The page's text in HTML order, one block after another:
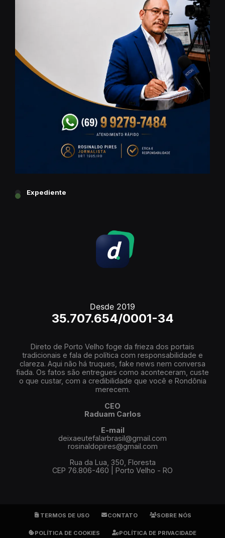
Expediente
Desde 2019
35.707.654/0001-34
Direto de Porto Velho foge da frieza dos portais
tradicionais e fala de política com responsabilidade e
clareza. Aqui não há truques, fake news nem conversa
fiada. Os fatos são entregues como aconteceram, custe
o que custar, com a credibilidade que você e Rondônia
merecem.
CEO
Raduam Carlos
E-mail
deixaeutefalarbrasil@gmail.com
rosinaldopires@gmail.com
Rua da Lua, 350, Floresta
CEP 76.806-460 | Porto Velho - RO
TERMOS DE USO CONTATO SOBRE NÓS
POLÍTICA DE COOKIES POLÍTICA DE PRIVACIDADE